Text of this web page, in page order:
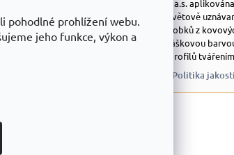
pohodlné prohlížení webu.
jeho funkce, výkon a
všech produktů TRESTLES a.s.
a služeb. Jedná se o celosvětově
jedná o vývoj a výrobu výrobků z
povrchově upravených práškovou
otevřených a uzavřených profilů
Politika